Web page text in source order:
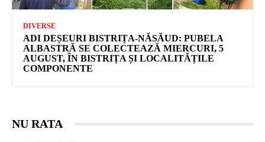
DIVERSE
ADI DEȘEURI BISTRIȚA-NĂSĂUD: PUBELA
ALBASTRĂ SE COLECTEAZĂ MIERCURI, 5
AUGUST, ÎN BISTRIȚA ȘI LOCALITĂȚILE
COMPONENTE
NU RATA